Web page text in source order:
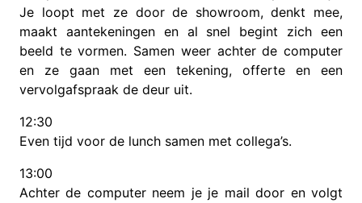
Je loopt met ze door de showroom, denkt mee,
maakt aantekeningen en al snel begint zich een
beeld te vormen. Samen weer achter de computer
en ze gaan met een tekening, offerte en een
vervolgafspraak de deur uit.
12:30
Even tijd voor de lunch samen met collega’s.
13:00
Achter de computer neem je je mail door en volgt